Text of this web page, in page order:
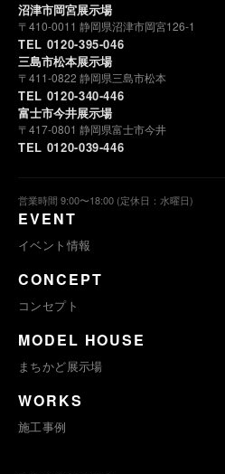
沼津市岡宮展示場
〒410-0011 静岡県沼津市岡宮126-1
TEL 0120-395-046
三島市松本展示場
〒411-0822 静岡県三島市松本
TEL 0120-340-446
富士市今井展示場
〒417-0801 静岡県富士市今井
TEL 0120-039-446
営業時間 9:00〜18:00 (定休日：水曜日)
EVENT
イベント情報
CONCEPT
コンセプト
MODEL HOUSE
まちかど展示場
WORKS
施工事例